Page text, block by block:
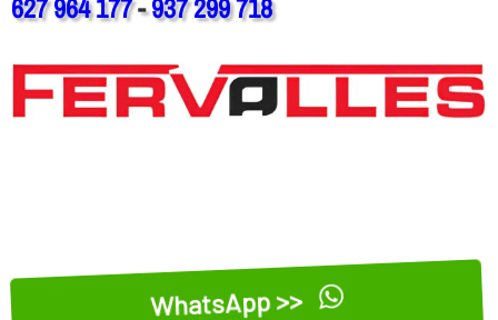
627 964 177-937 299 718
WhatsApp >>